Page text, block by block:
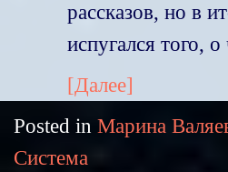
рассказов, но в
испугался того,
[Далее]
Posted in Марина
Система